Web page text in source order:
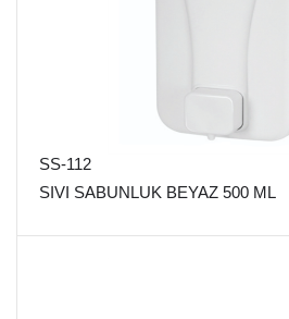
SS-112
SIVI SABUNLUK BEYAZ 500 ML